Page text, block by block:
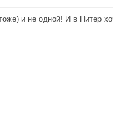
и не одной! И в Питер